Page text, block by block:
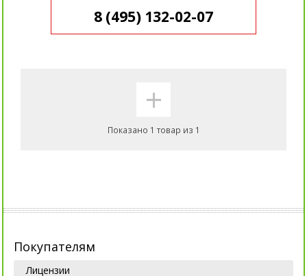
8 (495) 132-02-07
+
Показано 1 товар из 1
Покупателям
Лицензии